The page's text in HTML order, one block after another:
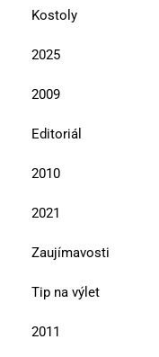
Kostoly
2025
2009
Editoriál
2010
2021
Zaujímavosti
Tip na výlet
2011